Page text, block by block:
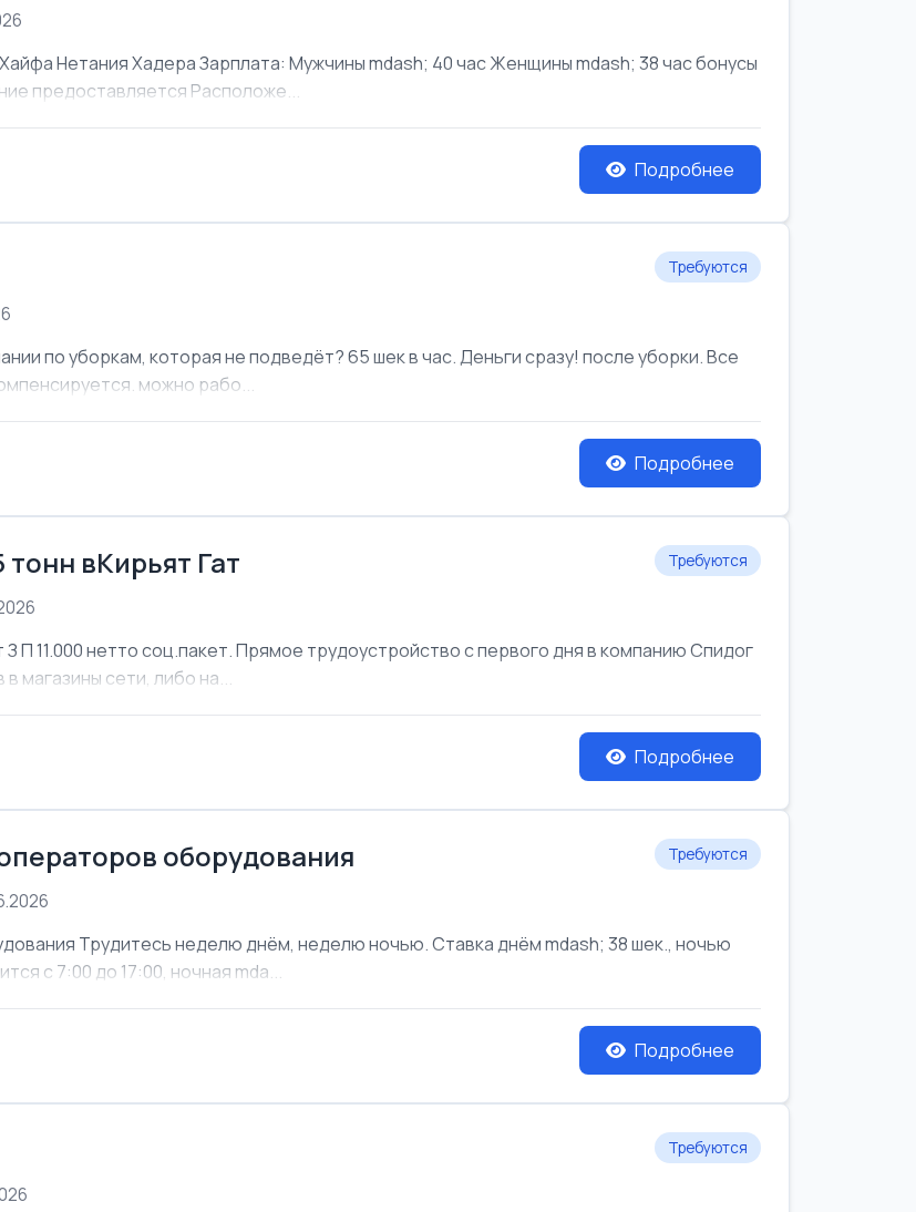
Нетания Хадера Зарплата: Мужчины mdash; 40 час Женщины mdash; 38 час бонусы
предоставляется Расположе...
Подробнее
Требуются
по уборкам, которая не подведёт? 65 шек в час. Деньги сразу! после уборки. Все
можно рабо...
Подробнее
вКирьят Гат Требуются
П 11.000 нетто соц.пакет. Прямое трудоустройство с первого дня в компанию Спидог
магазины сети, либо на...
Подробнее
оборудования Требуются
Трудитесь неделю днём, неделю ночью. Ставка днём mdash; 38 шек., ночью
с 7:00 до 17:00, ночная mda...
Подробнее
Требуются